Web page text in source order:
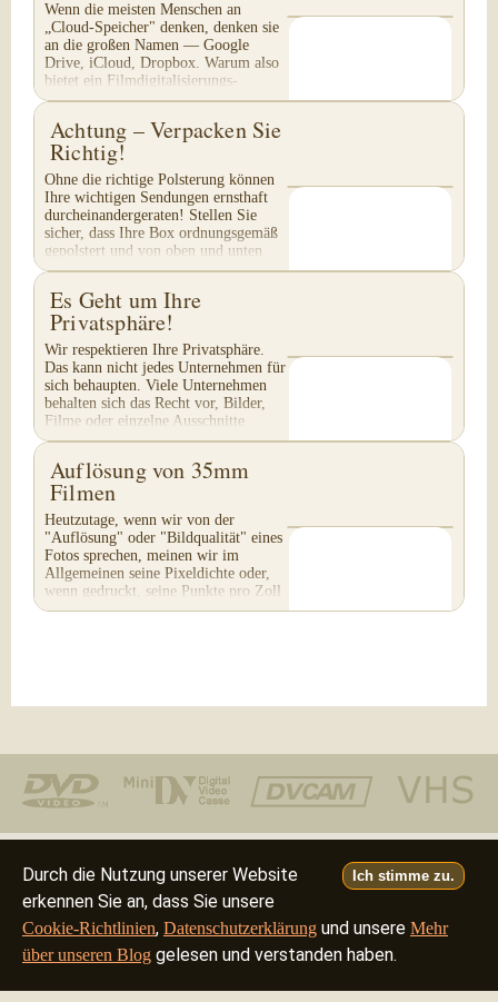
Ich stimme zu.
Durch die Nutzung unserer Website
erkennen Sie an, dass Sie unsere
Cookie-Richtlinien, Datenschutzerklärung und unsere Mehr
über unseren Blog gelesen und verstanden haben.
Wenn die meisten Menschen an
„Cloud-Speicher" denken, denken sie
an die großen Namen — Google
Drive, iCloud, Dropbox. Warum also
bietet ein Filmdigitalisierungs-
Unternehmen seinen eigenen...
Achtung – Verpacken Sie
Richtig!
Ohne die richtige Polsterung können
Ihre wichtigen Sendungen ernsthaft
durcheinandergeraten! Stellen Sie
sicher, dass Ihre Box ordnungsgemäß
gepolstert und von oben und unten
mit Klebeband...
Es Geht um Ihre
Privatsphäre!
Wir respektieren Ihre Privatsphäre.
Das kann nicht jedes Unternehmen für
sich behaupten. Viele Unternehmen
behalten sich das Recht vor, Bilder,
Filme oder einzelne Ausschnitte
Ihres...
Auflösung von 35mm
Filmen
Heutzutage, wenn wir von der
"Auflösung" oder "Bildqualität" eines
Fotos sprechen, meinen wir im
Allgemeinen seine Pixeldichte oder,
wenn gedruckt, seine Punkte pro Zoll
(DPI). Zur Zeit der...
Telefon: (805) 640-8883
Deutsch • Français • Italiano
©2026 - all rights reserved